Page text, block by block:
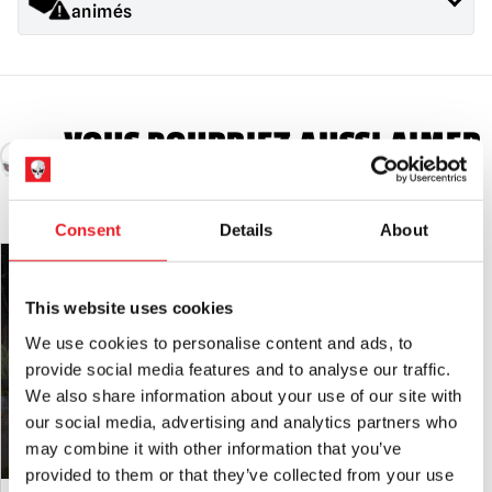
Consent Details About
This website uses cookies
We use cookies to personalise content and ads, to
provide social media features and to analyse our traffic.
We also share information about your use of our site with
our social media, advertising and analytics partners who
may combine it with other information that you’ve
provided to them or that they’ve collected from your use
animés
ne sont PAS des jouets et ne conviennent pas aux enfants de
animées.
Installation :
Tous les accessoires doivent être installés sur
une surface plane et de niveau et ne doivent pas être utilisés
par vent fort.
Accessoires très grands :Veuillez vous assurer de sécuriser
intempéries en cas d'utilisation à l'extérieur et ne pas laisser
à l'extérieur pendant des périodes prolongées.
Adaptateurs d'alimentation :N'utilisez que l'adaptateur
d'alimentation britannique fourni, car des adaptateurs
incorrects peuvent causer des dommages.
VOUS POURRIEZ AUSSI AIMER